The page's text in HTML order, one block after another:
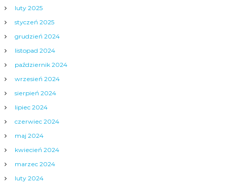
luty 2025
styczeń 2025
grudzień 2024
listopad 2024
październik 2024
wrzesień 2024
sierpień 2024
lipiec 2024
czerwiec 2024
maj 2024
kwiecień 2024
marzec 2024
luty 2024